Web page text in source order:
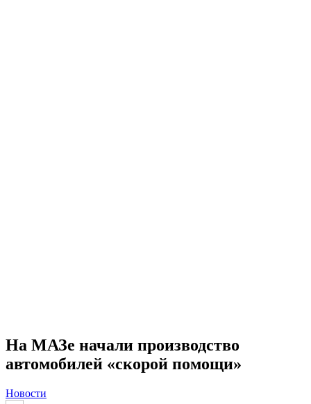
На МАЗе начали производство
автомобилей «скорой помощи»
Новости